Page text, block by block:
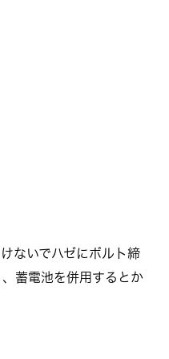
ないでハゼにボルト締
蓄電池を併用するとか